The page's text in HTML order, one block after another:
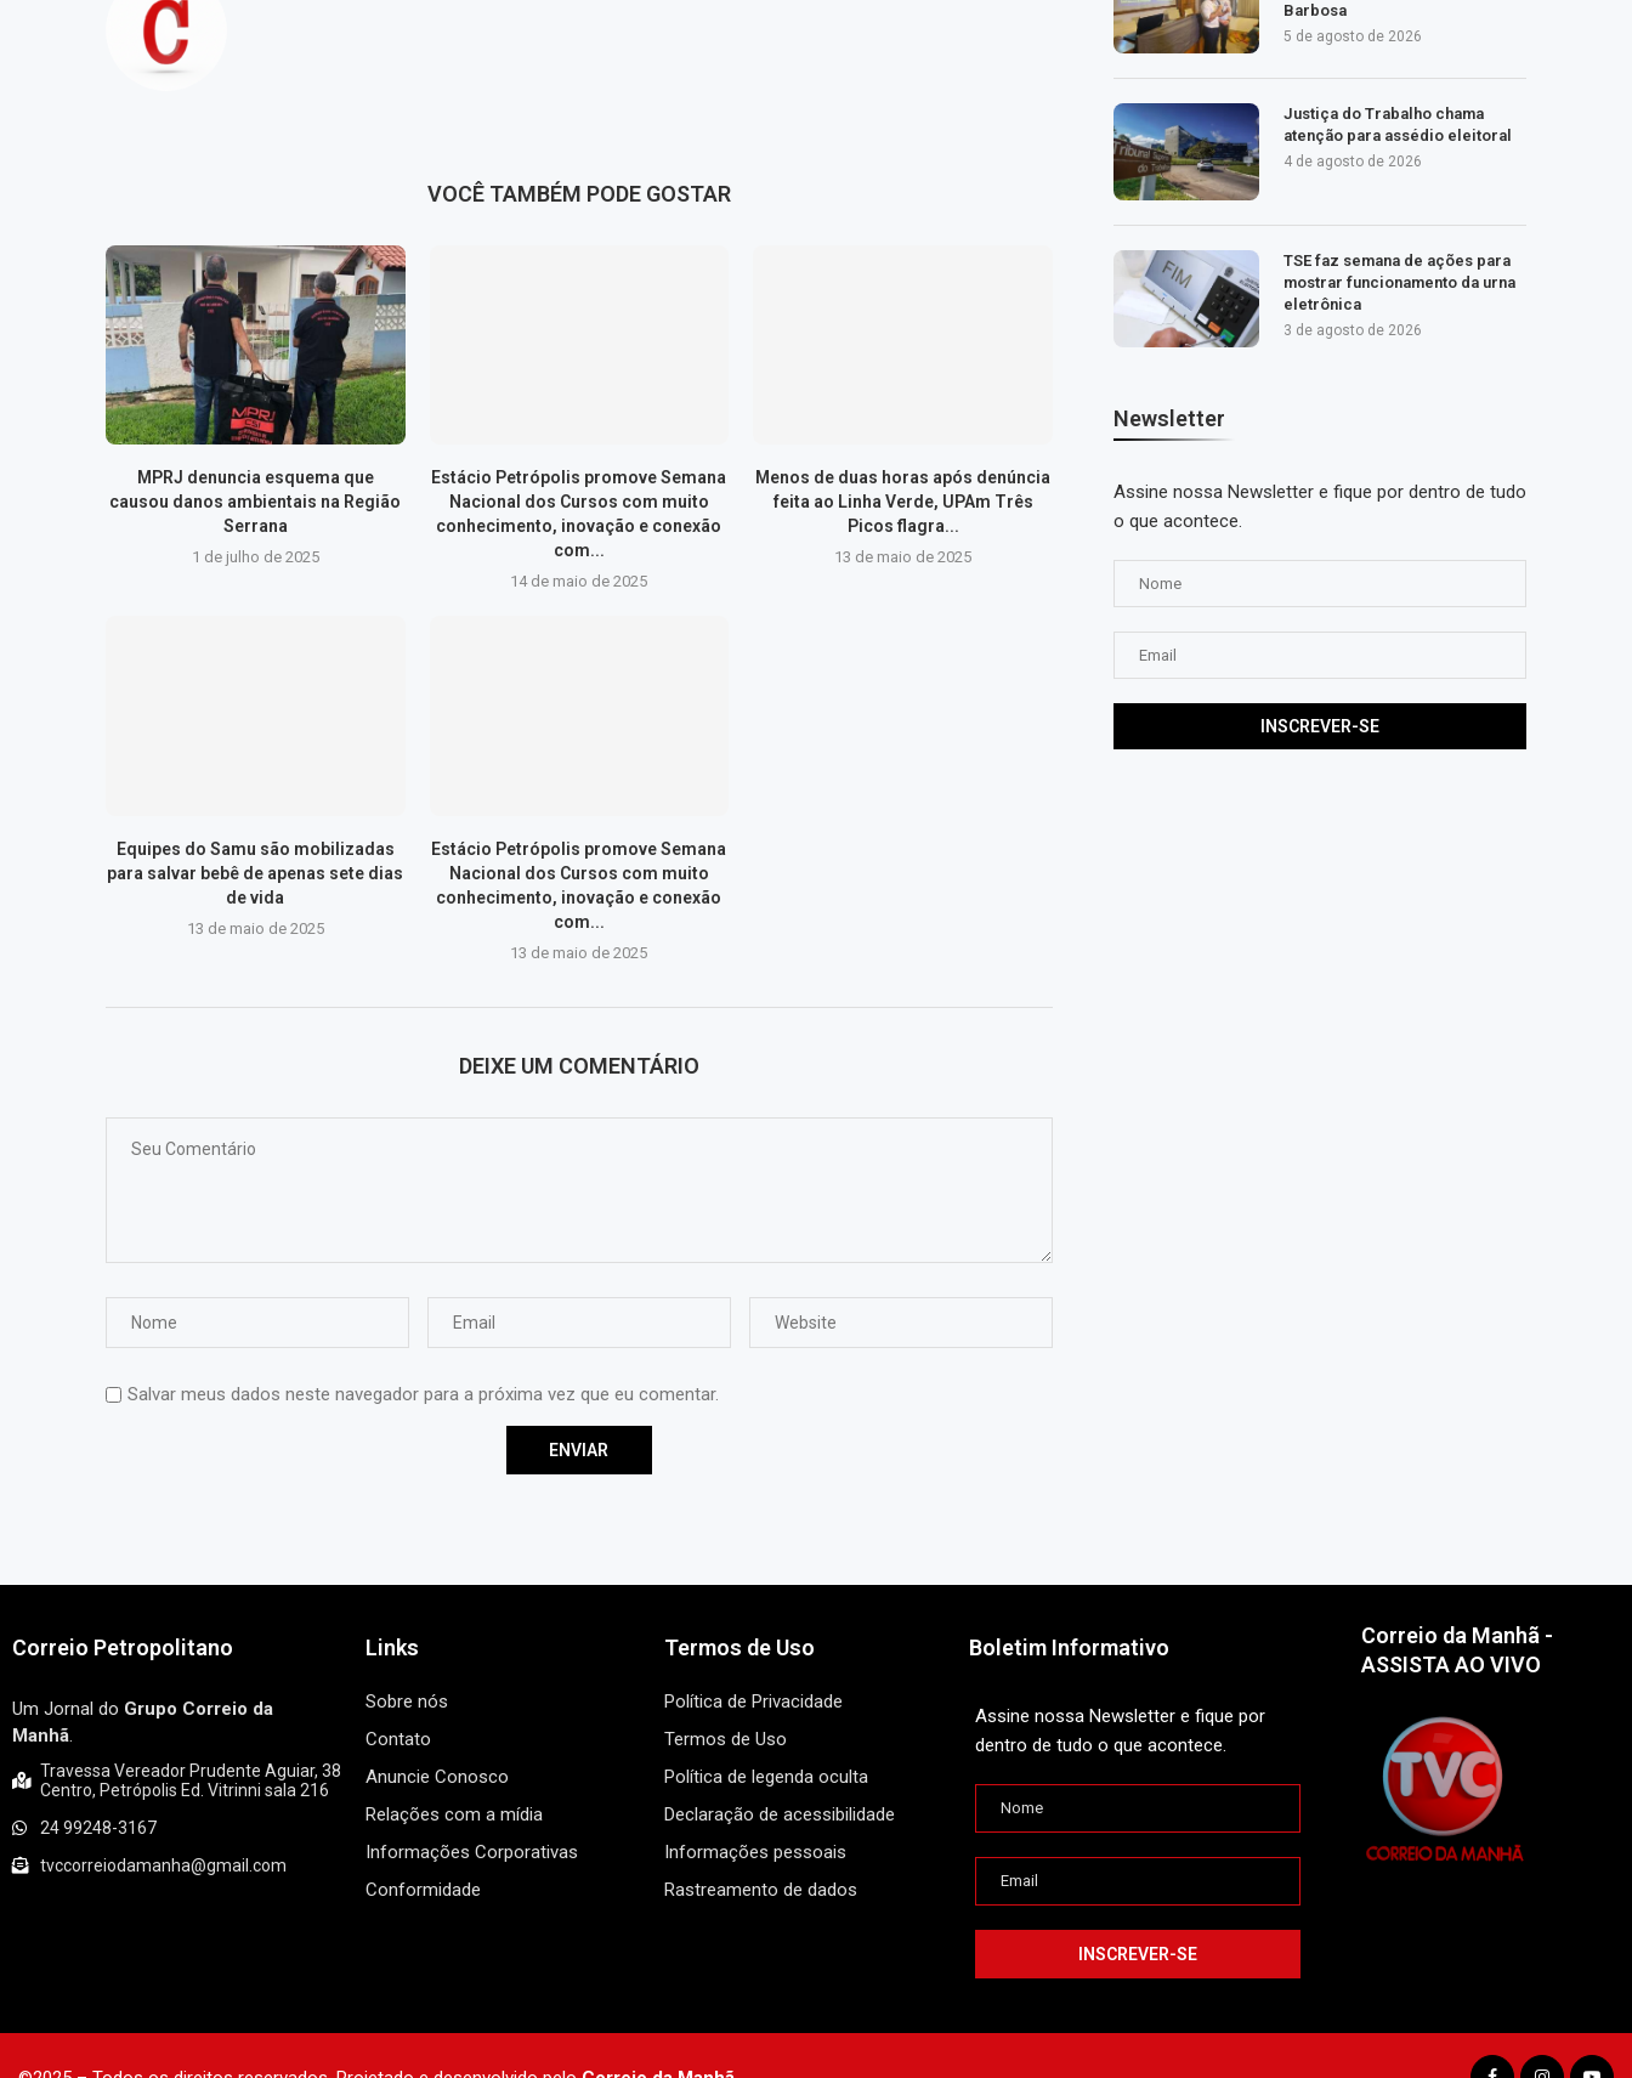
VOCÊ TAMBÉM PODE GOSTAR
MPRJ denuncia esquema que
causou danos ambientais na Região
Serrana
1 de julho de 2025
Estácio Petrópolis promove Semana
Nacional dos Cursos com muito
conhecimento, inovação e conexão
com...
14 de maio de 2025
Menos de duas horas após denúncia
feita ao Linha Verde, UPAm Três
Picos flagra...
13 de maio de 2025
Equipes do Samu são mobilizadas
para salvar bebê de apenas sete dias
de vida
13 de maio de 2025
Estácio Petrópolis promove Semana
Nacional dos Cursos com muito
conhecimento, inovação e conexão
com...
13 de maio de 2025
DEIXE UM COMENTÁRIO
Salvar meus dados neste navegador para a próxima vez que eu comentar.
Barbosa
5 de agosto de 2026
Justiça do Trabalho chama
atenção para assédio eleitoral
4 de agosto de 2026
TSE faz semana de ações para
mostrar funcionamento da urna
eletrônica
3 de agosto de 2026
Newsletter
Assine nossa Newsletter e fique por dentro de tudo
o que acontece.
Correio Petropolitano
Um Jornal do Grupo Correio da
Manhã.
Travessa Vereador Prudente Aguiar, 38
Centro, Petrópolis Ed. Vitrinni sala 216
24 99248-3167
tvccorreiodamanha@gmail.com
Links
Sobre nós
Contato
Anuncie Conosco
Relações com a mídia
Informações Corporativas
Conformidade
Termos de Uso
Política de Privacidade
Termos de Uso
Política de legenda oculta
Declaração de acessibilidade
Informações pessoais
Rastreamento de dados
Boletim Informativo
Assine nossa Newsletter e fique por
dentro de tudo o que acontece.
Correio da Manhã -
ASSISTA AO VIVO